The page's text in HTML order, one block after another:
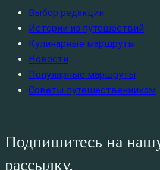
Выбор редакции
Истории из путешествий
Кулинарные маршруты
Новости
Популярные маршруты
Советы путешественникам
Подпишитесь на
рассылку.